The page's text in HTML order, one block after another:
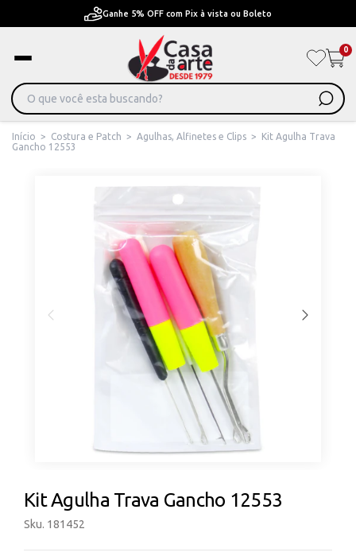
Ganhe 5% OFF com Pix à vista ou Boleto
0
Início > Costura e Patch > Agulhas, Alfinetes e Clips >
Kit Agulha Trava
Gancho 12553
Kit Agulha Trava Gancho 12553
Sku. 181452